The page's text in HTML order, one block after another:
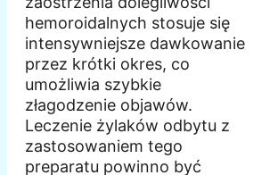
hemoroidalnych stosuje się
intensywniejsze dawkowanie
przez krótki okres, co
umożliwia szybkie
złagodzenie objawów.
Leczenie żylaków odbytu z
zastosowaniem tego
preparatu powinno być